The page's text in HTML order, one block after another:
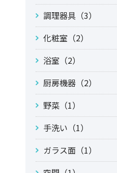
調理器具（3）
化粧室（2）
浴室（2）
厨房機器（2）
野菜（1）
手洗い（1）
ガラス面（1）